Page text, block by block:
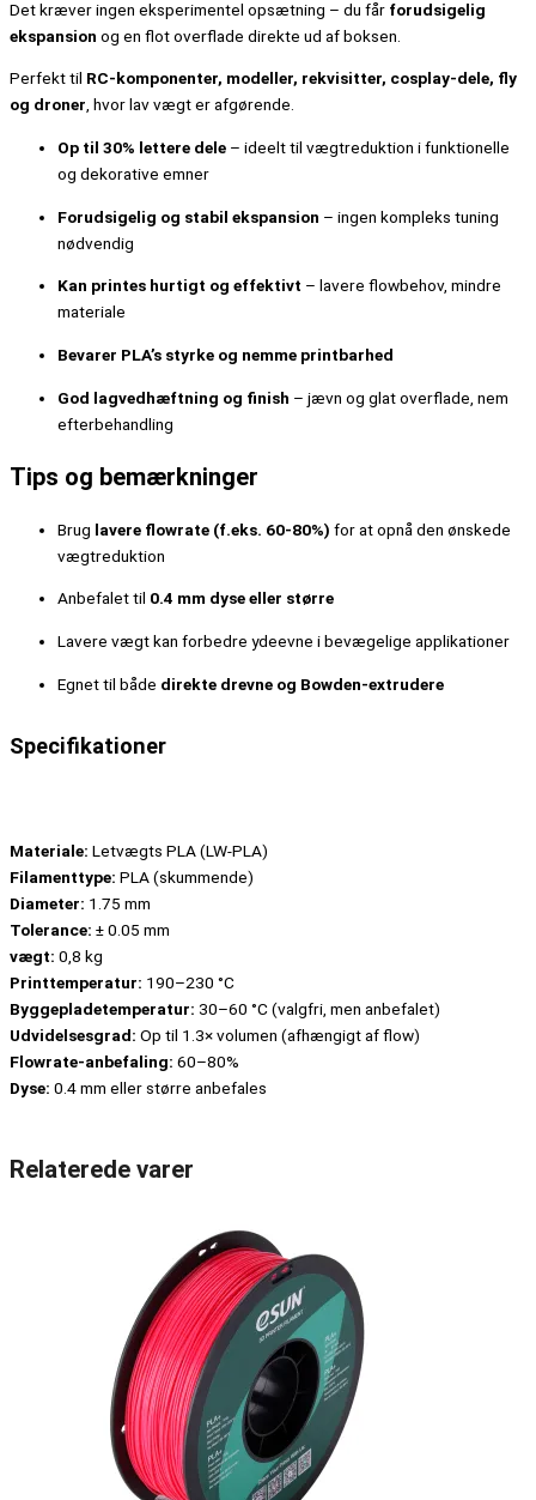
Det kræver ingen eksperimentel opsætning – du får forudsigelig
ekspansion og en flot overflade direkte ud af boksen.
Perfekt til RC-komponenter, modeller, rekvisitter, cosplay-dele, fly
og droner, hvor lav vægt er afgørende.
Op til 30% lettere dele – ideelt til vægtreduktion i funktionelle
og dekorative emner
Forudsigelig og stabil ekspansion – ingen kompleks tuning
nødvendig
Kan printes hurtigt og effektivt – lavere flowbehov, mindre
materiale
Bevarer PLA’s styrke og nemme printbarhed
God lagvedhæftning og finish – jævn og glat overflade, nem
efterbehandling
Tips og bemærkninger
Brug lavere flowrate (f.eks. 60-80%) for at opnå den ønskede
vægtreduktion
Anbefalet til 0.4 mm dyse eller større
Lavere vægt kan forbedre ydeevne i bevægelige applikationer
Egnet til både direkte drevne og Bowden-extrudere
Specifikationer
Materiale: Letvægts PLA (LW-PLA)
Filamenttype: PLA (skummende)
Diameter: 1.75 mm
Tolerance: ± 0.05 mm
vægt: 0,8 kg
Printtemperatur: 190–230 °C
Byggepladetemperatur: 30–60 °C (valgfri, men anbefalet)
Udvidelsesgrad: Op til 1.3× volumen (afhængigt af flow)
Flowrate-anbefaling: 60–80%
Dyse: 0.4 mm eller større anbefales
Relaterede varer